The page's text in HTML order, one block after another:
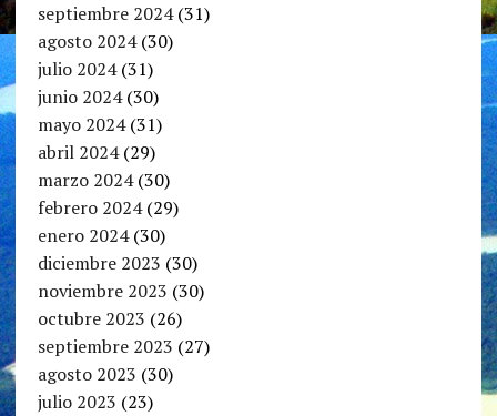
septiembre 2024(31)
agosto 2024(30)
julio 2024(31)
junio 2024(30)
mayo 2024(31)
abril 2024(29)
marzo 2024(30)
febrero 2024(29)
enero 2024(30)
diciembre 2023 (30)
noviembre 2023 (30)
octubre 2023 (26)
septiembre 2023 (27)
agosto 2023 (30)
julio 2023 (23)